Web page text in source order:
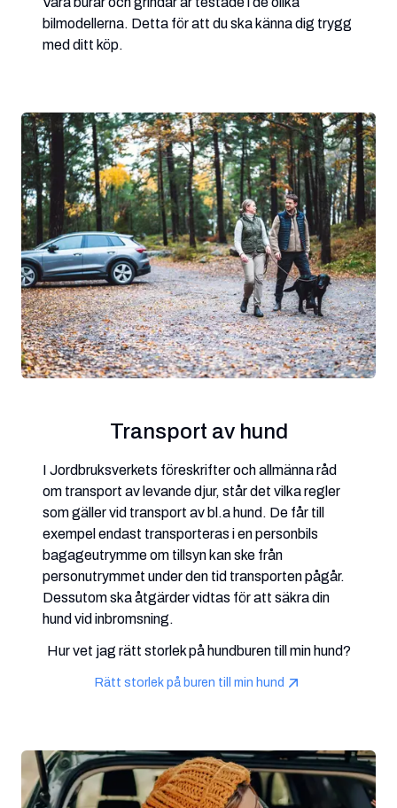
bilmodellerna. Detta för att du ska känna dig trygg
med ditt köp.
Transport av hund
I Jordbruksverkets föreskrifter och allmänna råd
om transport av levande djur, står det vilka regler
som gäller vid transport av bl.a hund. De får till
exempel endast transporteras i en personbils
bagageutrymme om tillsyn kan ske från
personutrymmet under den tid transporten pågår.
Dessutom ska åtgärder vidtas för att säkra din
hund vid inbromsning.
Hur vet jag rätt storlek på hundburen till min hund?
Rätt storlek på buren till min hund